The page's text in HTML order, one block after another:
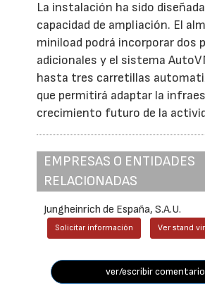
La instalación ha sido
capacidad de ampliación. El
miniload podrá incorporar dos
adicionales y el sistema
hasta tres carretillas
que permitirá adaptar la
crecimiento futuro de la
EMPRESAS O ENTIDADES
RELACIONADAS
Jungheinrich de España, S.A.U.
Solicitar información Ver stand
ver/escribir